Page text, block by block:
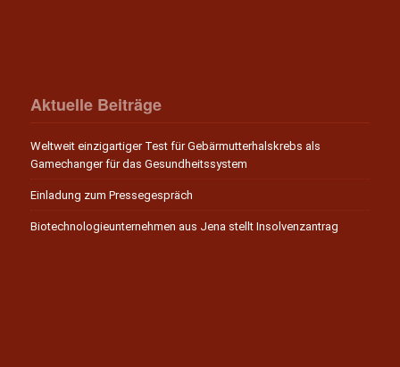
Aktuelle Beiträge
Weltweit einzigartiger Test für Gebärmutterhalskrebs als
Gamechanger für das Gesundheitssystem
Einladung zum Pressegespräch
Biotechnologieunternehmen aus Jena stellt Insolvenzantrag